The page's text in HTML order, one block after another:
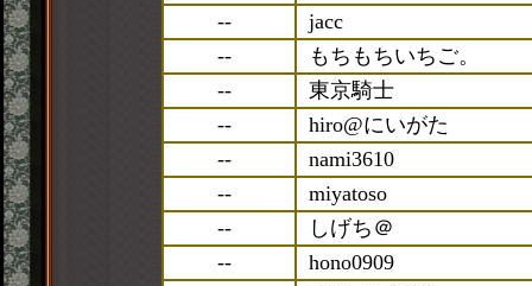
--
jacc
--
もちもちいちご。
--
東京騎士
--
hiro@にいがた
--
nami3610
--
miyatoso
--
しげち＠
--
hono0909